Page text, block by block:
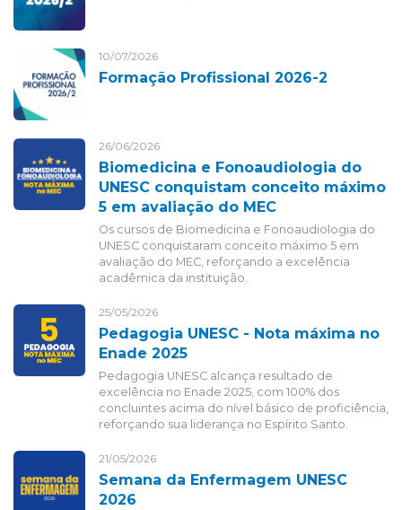
10/07/2026
Formação Profissional 2026-2
26/06/2026
Biomedicina e Fonoaudiologia do
UNESC conquistam conceito máximo
5 em avaliação do MEC
Os cursos de Biomedicina e Fonoaudiologia do
UNESC conquistaram conceito máximo 5 em
avaliação do MEC, reforçando a excelência
acadêmica da instituição.
25/05/2026
Pedagogia UNESC - Nota máxima no
Enade 2025
Pedagogia UNESC alcança resultado de
excelência no Enade 2025, com 100% dos
concluintes acima do nível básico de proficiência,
reforçando sua liderança no Espírito Santo.
21/05/2026
Semana da Enfermagem UNESC
2026